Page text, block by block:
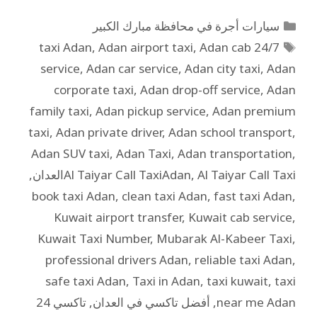
سيارات أجرة في محافظة مبارك الكبير
24/7 taxi Adan
, Adan airport taxi, Adan cab
service, Adan car service, Adan city taxi, Adan
corporate taxi, Adan drop-off service, Adan
family taxi, Adan pickup service, Adan premium
taxi, Adan private driver, Adan school transport,
Adan SUV taxi, Adan Taxi, Adan transportation,
Al Taiyar Call TaxiAdan, Al Taiyar Call Taxiالعدان
,
book taxi Adan, clean taxi Adan, fast taxi Adan,
Kuwait airport transfer, Kuwait cab service,
Kuwait Taxi Number, Mubarak Al-Kabeer Taxi,
professional drivers Adan, reliable taxi Adan,
safe taxi Adan, Taxi in Adan, taxi kuwait, taxi
near me Adan
, أفضل تاكسي في العدان,
تاكسي 24